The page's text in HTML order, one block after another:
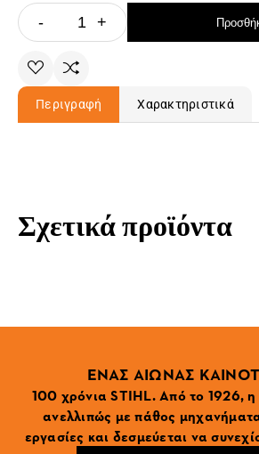
- +
Περιγραφή Χαρακτηριστικά
Σχετικά προϊόντα
ΕΝΑΣ ΑΙΩΝΑΣ
100 χρόνια STIHL. Από το 1926, η
ανελλιπώς με πάθος
εργασίες και δεσμεύεται να